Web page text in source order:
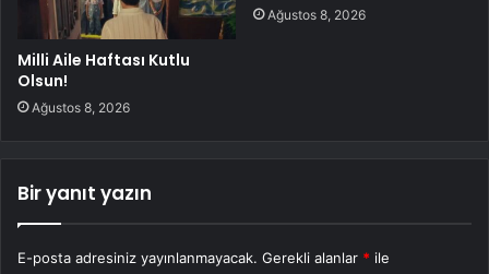
Milli Aile Haftası Kutlu
Olsun!
Ağustos 8, 2026
Ağustos 8, 2026
Bir yanıt yazın
E-posta adresiniz yayınlanmayacak. Gerekli alanlar * ile